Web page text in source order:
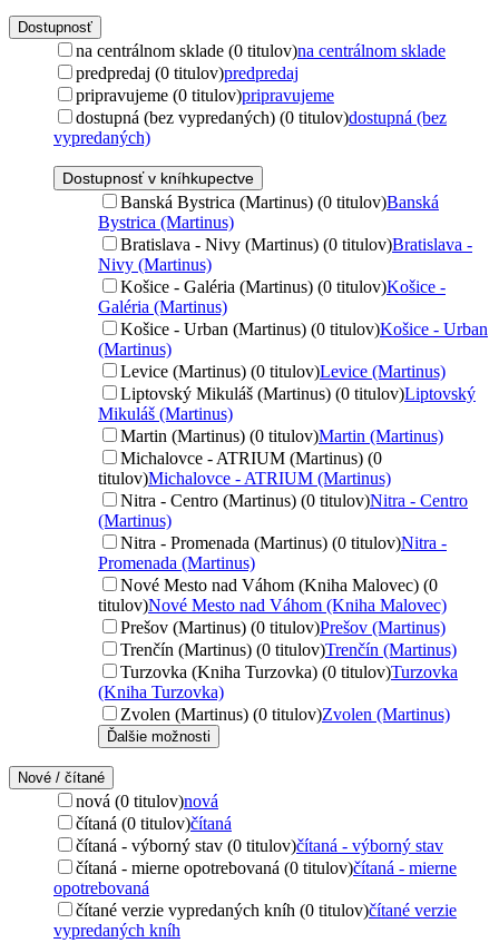
Dostupnosť
na centrálnom sklade (0 titulov)na centrálnom sklade
predpredaj (0 titulov)predpredaj
pripravujeme (0 titulov)pripravujeme
dostupná (bez vypredaných) (0 titulov)dostupná (bez
vypredaných)
Dostupnosť v kníhkupectve
Banská Bystrica (Martinus) (0 titulov)Banská
Bystrica (Martinus)
Bratislava - Nivy (Martinus) (0 titulov)Bratislava -
Nivy (Martinus)
Košice - Galéria (Martinus) (0 titulov)Košice -
Galéria (Martinus)
Košice - Urban (Martinus) (0 titulov)Košice - Urban
(Martinus)
Levice (Martinus) (0 titulov)Levice (Martinus)
Liptovský Mikuláš (Martinus) (0 titulov)Liptovský
Mikuláš (Martinus)
Martin (Martinus) (0 titulov)Martin (Martinus)
Michalovce - ATRIUM (Martinus) (0
titulov)Michalovce - ATRIUM (Martinus)
Nitra - Centro (Martinus) (0 titulov)Nitra - Centro
(Martinus)
Nitra - Promenada (Martinus) (0 titulov)Nitra -
Promenada (Martinus)
Nové Mesto nad Váhom (Kniha Malovec) (0
titulov)Nové Mesto nad Váhom (Kniha Malovec)
Prešov (Martinus) (0 titulov)Prešov (Martinus)
Trenčín (Martinus) (0 titulov)Trenčín (Martinus)
Turzovka (Kniha Turzovka) (0 titulov)Turzovka
(Kniha Turzovka)
Zvolen (Martinus) (0 titulov)Zvolen (Martinus)
Ďalšie možnosti
Nové / čítané
nová (0 titulov)nová
čítaná (0 titulov)čítaná
čítaná - výborný stav (0 titulov)čítaná - výborný stav
čítaná - mierne opotrebovaná (0 titulov)čítaná - mierne
opotrebovaná
čítané verzie vypredaných kníh (0 titulov)čítané verzie
vypredaných kníh